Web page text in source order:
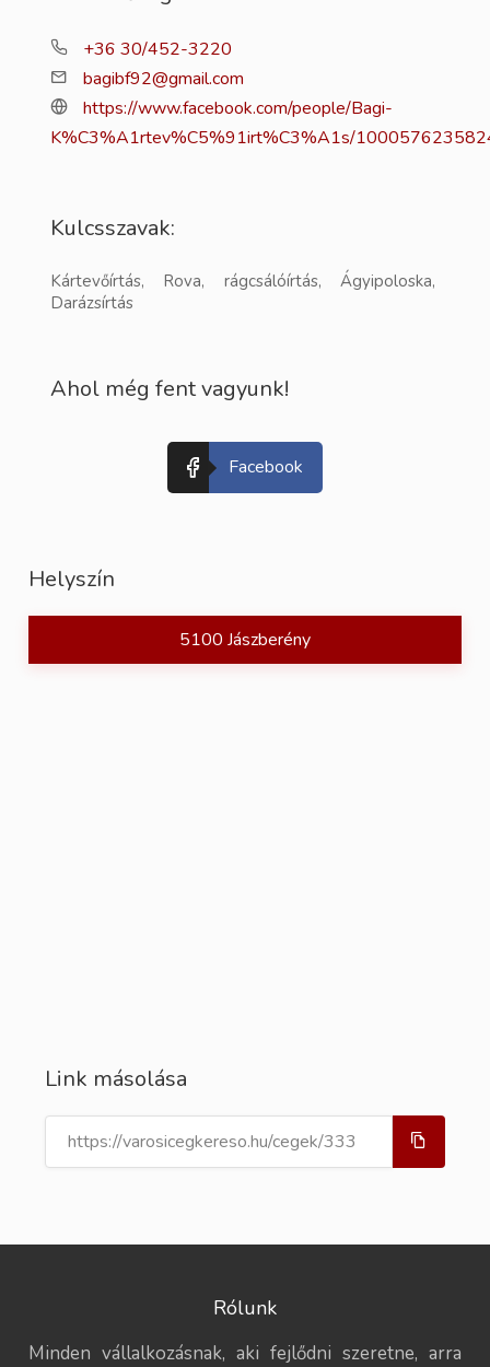
+36 30/452-3220
bagibf92@gmail.com
https://www.facebook.com/people/Bagi-
K%C3%A1rtev%C5%91irt%C3%A1s/
Kulcsszavak:
Kártevőírtás, Rova, rágcsálóírtás, Ágyipoloska,
Darázsírtás
Ahol még fent vagyunk!
Facebook
Helyszín
5100 Jászberény
Link másolása
Rólunk
Minden vállalkozásnak, aki fejlődni szeretne, arra